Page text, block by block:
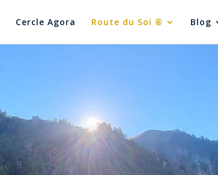
Cercle Agora Route du Soi ® Blog